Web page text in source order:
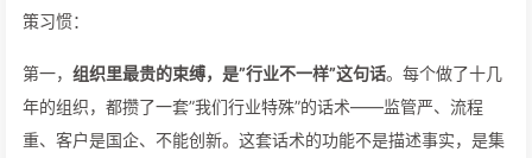
策习惯：
第一， 组织里最贵的束缚，是”行业不一样”这句话。每个做了十几
年的组织，都攒了一套”我们行业特殊”的话术——监管严、流程
重、客户是国企、不能创新。这套话术的功能不是描述事实，是集